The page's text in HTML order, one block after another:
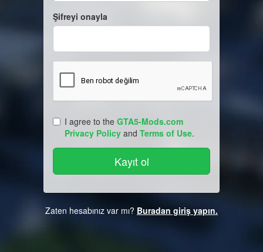
Şifreyi onayla
I agree to the GTA5-Mods.com
Privacy Policy and Terms of Use.
Zaten hesabınız var mı? Buradan giriş yapın.